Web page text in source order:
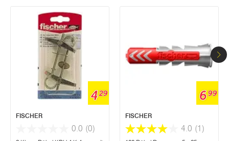
429
FISCHER
0.0 (0)
699
FISCHER
4.0 (1)